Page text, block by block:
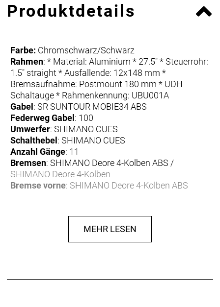
Produktdetails
Farbe: Chromschwarz/Schwarz
Rahmen: * Material: Aluminium * 27.5" * Steuerrohr:
1.5" straight * Ausfallende: 12x148 mm *
Bremsaufnahme: Postmount 180 mm * UDH
Schaltauge * Rahmenkennung: UBU001A
Gabel: SR SUNTOUR MOBIE34 ABS
Federweg Gabel: 100
Umwerfer: SHIMANO CUES
Schalthebel: SHIMANO CUES
Anzahl Gänge: 11
Bremsen: SHIMANO Deore 4-Kolben ABS /
SHIMANO Deore 4-Kolben
Bremse vorne: SHIMANO Deore 4-Kolben ABS
: SHIMANO Deore
Bremsscheibe vorne: SHIMANO Deore
Bremsscheibe hinten: SHIMANO Deore
MEHR LESEN